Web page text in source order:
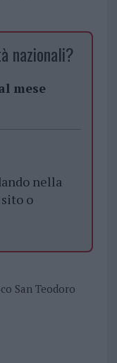
nazionali?
mese
nella
o
San Teodoro